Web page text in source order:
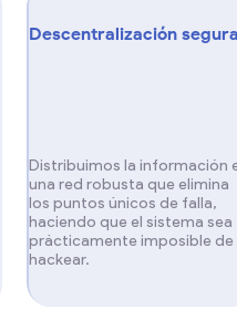
Descentralización
Distribuimos la información
una red robusta que elimina
los puntos únicos de falla,
haciendo que el sistema sea
prácticamente imposible de
hackear.